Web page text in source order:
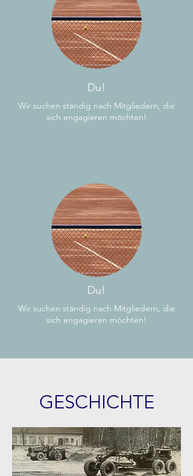
Du!
Wir suchen ständig nach Mitgliedern, die
sich engagieren möchten!
Du!
Wir suchen ständig nach Mitgliedern, die
sich engagieren möchten!
GESCHICHTE